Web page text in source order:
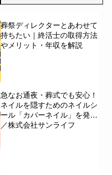
葬祭ディレクターとあわせて
持ちたい｜終活士の取得方法
やメリット・年収を解説
急なお通夜・葬式でも安心！
ネイルを隠すためのネイルシ
ール「カバーネイル」を発売
／株式会社サンライフ